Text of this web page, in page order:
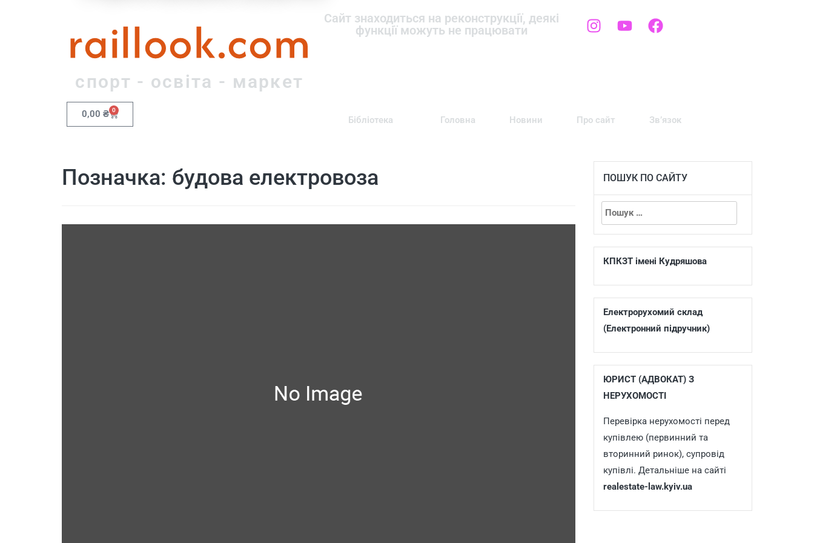
raillook.com
спорт - освіта - маркет
Сайт знаходиться на реконструкції, деякі
функції можуть не працювати
0,00 ₴ 0
Бібліотека Головна Новини Про сайт Зв’язок
Позначка: будова електровоза ПОШУК ПО САЙТУ
КПКЗТ імені Кудряшова
Електрорухомий склад
(Електронний підручник)
ЮРИСТ (АДВОКАТ) З
НЕРУХОМОСТІ
Перевірка нерухомості перед
купівлею (первинний та
вторинний ринок), супровід
купівлі. Детальніше на сайті
realestate-law.kyiv.ua